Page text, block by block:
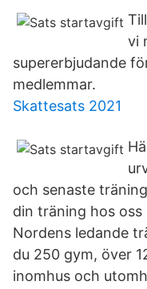
vi
supererbjudande
medlemmar.
Skattesats 2021
och senaste
din träning hos oss
Nordens ledande
du 250 gym, över
inomhus och